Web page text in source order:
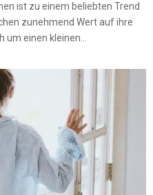
ist zu einem beliebten Trend
zunehmend Wert auf ihre
um einen kleinen...